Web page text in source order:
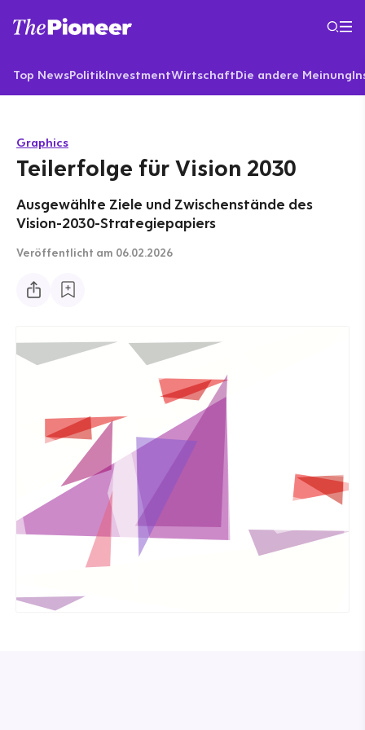
Top NewsPolitikInvestmentWirtschaftDie andere Meinung
Graphics
Teilerfolge für Vision 2030
Ausgewählte Ziele und Zwischenstände des
Vision-2030-Strategiepapiers
Veröffentlicht am 06.02.2026